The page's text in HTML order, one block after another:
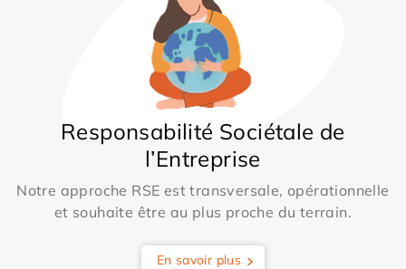
Responsabilité Sociétale de
l’Entreprise
Notre approche RSE est transversale, opérationnelle
et souhaite être au plus proche du terrain.
En savoir plus